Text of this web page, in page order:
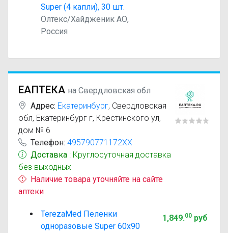
Super (4 капли), 30 шт.
Олтекс/Хайдженик АО,
Россия
ЕАПТЕКА на Свердловская обл
Адрес: Екатеринбург, Свердловская
обл, Екатеринбург г, Крестинского ул,
дом № 6
Телефон: 495790771172XX
Доставка : Круглосуточная доставка
без выходных
Наличие товара уточняйте на сайте
аптеки
TerezaMed Пеленки
одноразовые Super 60x90
1,849.00руб